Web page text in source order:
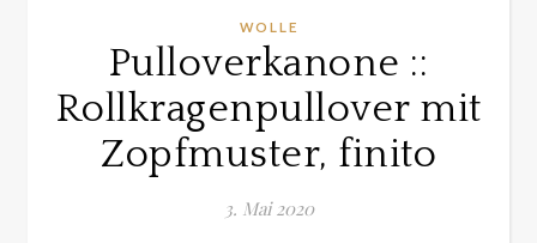
WOLLE
Pulloverkanone ::
Rollkragenpullover mit
Zopfmuster, finito
3. Mai 2020